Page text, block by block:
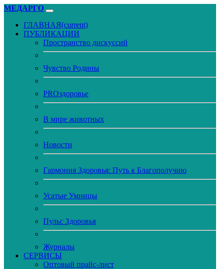
МЕДАРГО
ГЛАВНАЯ(current)
ПУБЛИКАЦИИ
Пространство дискуссий
Чувство Родины
PROздоровье
В мире животных
Новости
Гармония Здоровья: Путь к Благополучию
Усатые Умницы
Пульс Здоровья
Журналы
CЕРВИСЫ
Оптовый прайс-лист